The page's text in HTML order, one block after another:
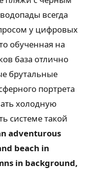
всегда
у цифровых
обученная на
база отлично
брутальные
портрета
холодную
системе такой
adventurous
beach in
in background,